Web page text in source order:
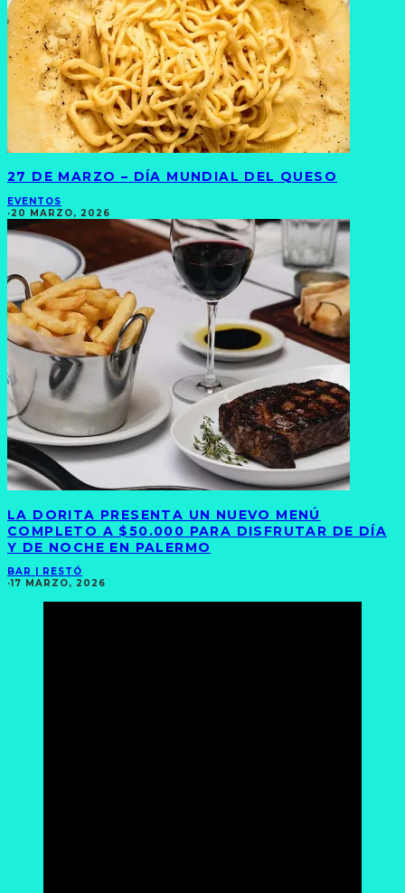
27 DE MARZO – DÍA MUNDIAL DEL QUESO
EVENTOS
·20 MARZO, 2026
LA DORITA PRESENTA UN NUEVO MENÚ
COMPLETO A $50.000 PARA DISFRUTAR DE DÍA
Y DE NOCHE EN PALERMO
BAR | RESTÓ
·17 MARZO, 2026